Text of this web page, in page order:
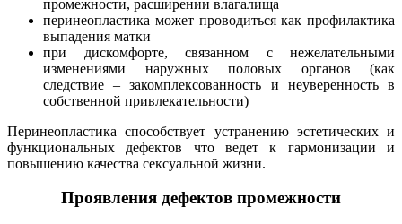
промежности, расширении влагалища
перинеопластика может проводиться как профилактика
выпадения матки
при дискомфорте, связанном с нежелательными
изменениями наружных половых органов (как
следствие – закомплексованность и неуверенность в
собственной привлекательности)
Перинеопластика способствует устранению эстетических и
функциональных дефектов что ведет к гармонизации и
повышению качества сексуальной жизни.
Проявления дефектов промежности